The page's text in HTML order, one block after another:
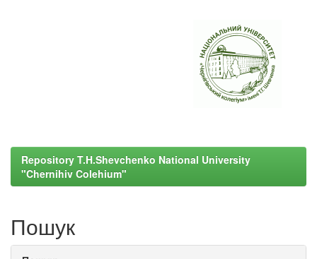
Repository T.H.Shevchenko National University
"Chernihiv Colehium"
Пошук